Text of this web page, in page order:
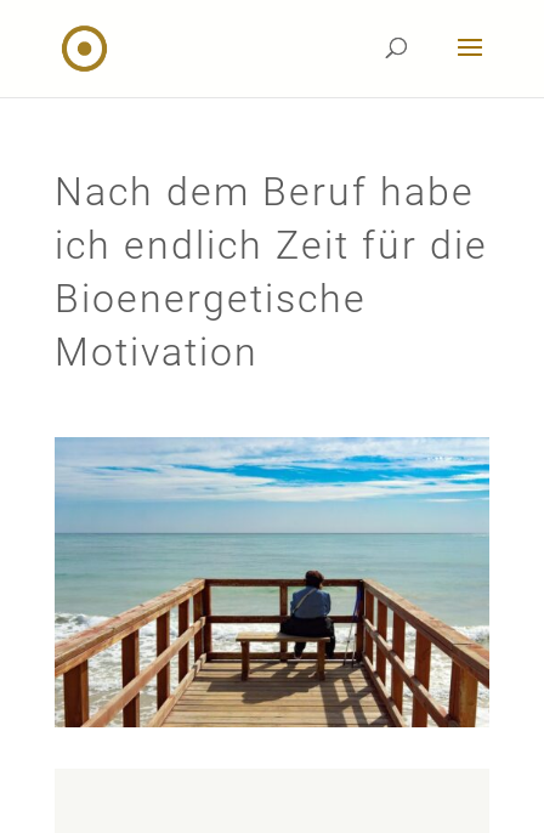
Nach dem Beruf habe
ich endlich Zeit für die
Bioenergetische
Motivation